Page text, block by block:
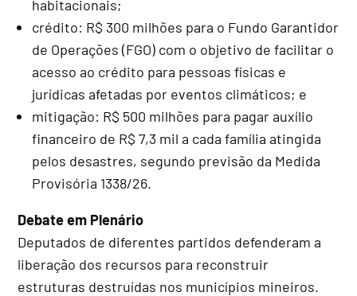
habitacionais;
crédito: R$ 300 milhões para o Fundo Garantidor
de Operações (FGO) com o objetivo de facilitar o
acesso ao crédito para pessoas físicas e
jurídicas afetadas por eventos climáticos; e
mitigação: R$ 500 milhões para pagar auxílio
financeiro de R$ 7,3 mil a cada família atingida
pelos desastres, segundo previsão da Medida
Provisória 1338/26.
Debate em Plenário
Deputados de diferentes partidos defenderam a
liberação dos recursos para reconstruir
estruturas destruídas nos municípios mineiros.